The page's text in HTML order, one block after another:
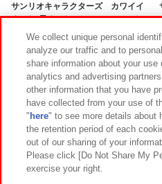
サンリオキャラクターズ カワイイ
まみれ-星まみれ(イエロー)- ぬいぐる
We collect unique personal
analyze our traffic and to
share information about your use
analytics and advertising
other information that you have
have collected from your use of
" here" to see more details about
the retention period of each
out of our sharing of your
Please click [Do Not Share My
exercise your right.